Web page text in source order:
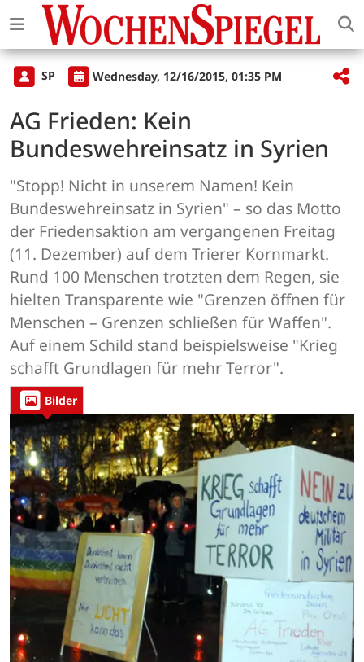
SP Wednesday, 12/16/2015, 01:35 PM
AG Frieden: Kein
Bundeswehreinsatz in Syrien
"Stopp! Nicht in unserem Namen! Kein
Bundeswehreinsatz in Syrien" – so das Motto
der Friedensaktion am vergangenen Freitag
(11. Dezember) auf dem Trierer Kornmarkt.
Rund 100 Menschen trotzten dem Regen, sie
hielten Transparente wie "Grenzen öffnen für
Menschen – Grenzen schließen für Waffen".
Auf einem Schild stand beispielsweise "Krieg
schafft Grundlagen für mehr Terror".
Bilder